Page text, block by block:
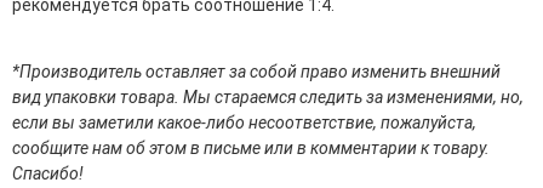
Лосьоны, сыворотки и эликсиры для тела
Молочко для тела
Мыло
Наборы по уходу за телом
Пены для ванны
Скрабы и пилинги для тела
рекомендуется брать соотношение 1:4.
*Производитель оставляет за собой право изменить внешний
вид упаковки товара. Мы стараемся следить за изменениями, но,
если вы заметили какое-либо несоответствие, пожалуйста,
сообщите нам об этом в письме или в комментарии к товару.
Спасибо!